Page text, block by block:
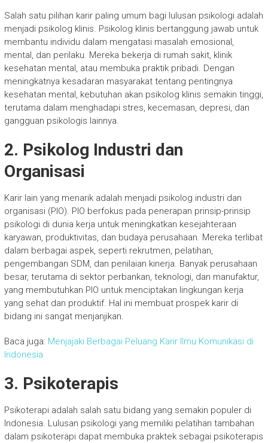
Salah satu pilihan karir paling umum bagi lulusan psikologi adalah
menjadi psikolog klinis. Psikolog klinis bertanggung jawab untuk
membantu individu dalam mengatasi masalah emosional,
mental, dan perilaku. Mereka bekerja di rumah sakit, klinik
kesehatan mental, atau membuka praktik pribadi. Dengan
meningkatnya kesadaran masyarakat tentang pentingnya
kesehatan mental, kebutuhan akan psikolog klinis semakin tinggi,
terutama dalam menghadapi stres, kecemasan, depresi, dan
gangguan psikologis lainnya.
2. Psikolog Industri dan
Organisasi
Karir lain yang menarik adalah menjadi psikolog industri dan
organisasi (PIO). PIO berfokus pada penerapan prinsip-prinsip
psikologi di dunia kerja untuk meningkatkan kesejahteraan
karyawan, produktivitas, dan budaya perusahaan. Mereka terlibat
dalam berbagai aspek, seperti rekrutmen, pelatihan,
pengembangan SDM, dan penilaian kinerja. Banyak perusahaan
besar, terutama di sektor perbankan, teknologi, dan manufaktur,
yang membutuhkan PIO untuk menciptakan lingkungan kerja
yang sehat dan produktif. Hal ini membuat prospek karir di
bidang ini sangat menjanjikan.
Baca juga: Menjajaki Berbagai Peluang Karir Ilmu Komunikasi di
Indonesia
3. Psikoterapis
Psikoterapi adalah salah satu bidang yang semakin populer di
Indonesia. Lulusan psikologi yang memiliki pelatihan tambahan
dalam psikoterapi dapat membuka praktek sebagai psikoterapis